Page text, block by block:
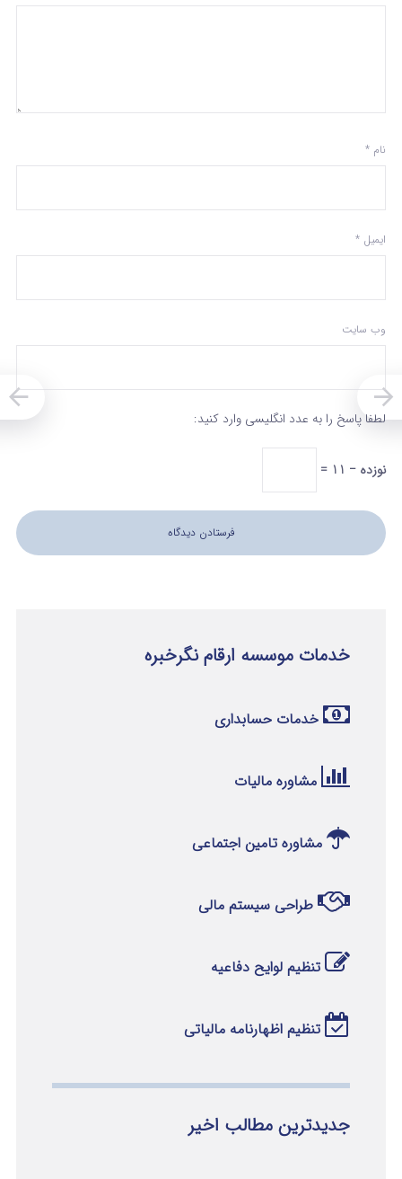
نام *
ایمیل *
وب‌ سایت
لطفا پاسخ را به عدد انگلیسی وارد کنید:
نوزده − 11 =
خدمات موسسه ارقام نگرخبره
خدمات حسابداری
مشاوره مالیات
مشاوره تامین اجتماعی
طراحی سیستم مالی
تنظیم لوایح دفاعیه
تنظیم اظهارنامه مالیاتی
جدیدترین مطالب اخیر